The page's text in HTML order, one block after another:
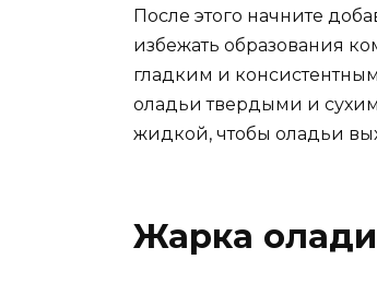
После этого начните
избежать образования
гладким и
оладьи твердыми и
жидкой, чтобы оладьи
Жарка